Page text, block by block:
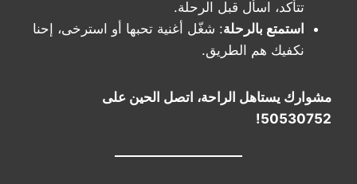
تتأكد، اسأل قبل الرحلة.
استمتع بالرحلة: شغّل أغنية تحبها أو استرخى، إحنا
نكفيك هم الطريق.
مشوارك يستاهل الراحة، اتصل الحين على
50530752!